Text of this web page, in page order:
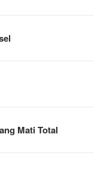
Mati Total